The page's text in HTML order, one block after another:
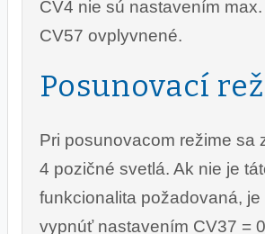
CV4 nie sú nastavením
CV57 ovplyvnené.
Posunovací
Pri posunovacom režime sa
4 pozičné svetlá. Ak nie je
funkcionalita požadovaná, je
vypnúť nastavením CV37 =